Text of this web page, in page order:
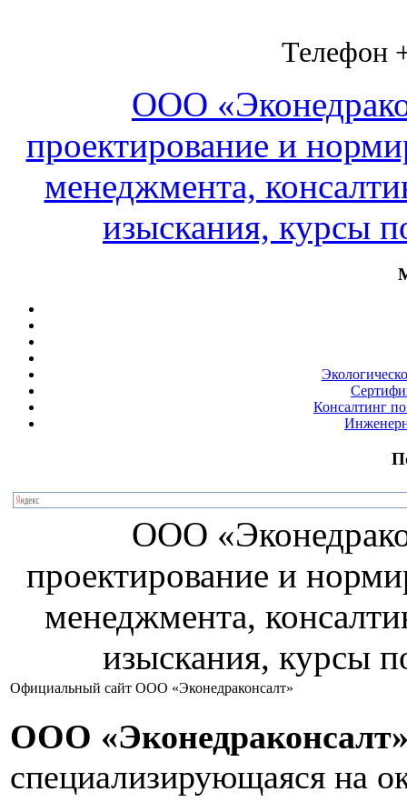
Телефон
ООО
проектирование и
менеджмента,
изыскания, курсы
Консалтинг
ООО
проектирование и
менеджмента,
изыскания, курсы
Официальный сайт ООО «Эконедраконсалт»
ООО
специализирующаяся на